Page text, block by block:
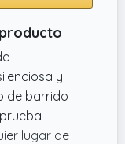
y
de barrido
lugar de